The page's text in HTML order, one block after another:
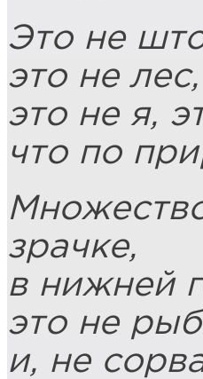
Это не
это не
это не я,
что по
зрачке,
в нижней
это не
и, не